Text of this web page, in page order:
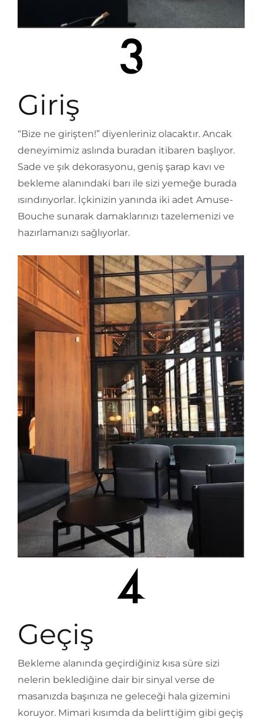
Giriş
“Bize ne girişten!” diyenleriniz olacaktır. Ancak
deneyimimiz aslında buradan itibaren başlıyor.
Sade ve şık dekorasyonu, geniş şarap kavı ve
bekleme alanındaki barı ile sizi yemeğe burada
ısındırıyorlar. İçkinizin yanında iki adet Amuse-
Bouche sunarak damaklarınızı tazelemenizi ve
hazırlamanızı sağlıyorlar.
Geçiş
Bekleme alanında geçirdiğiniz kısa süre sizi
nelerin beklediğine dair bir sinyal verse de
masanızda başınıza ne geleceği hala gizemini
koruyor. Mimari kısımda da belirttiğim gibi geçiş